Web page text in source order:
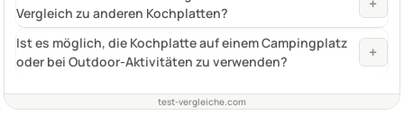
Vergleich zu anderen Kochplatten?
Ist es möglich, die Kochplatte auf einem Campingplatz
oder bei Outdoor-Aktivitäten zu verwenden?
+
test-vergleiche.com